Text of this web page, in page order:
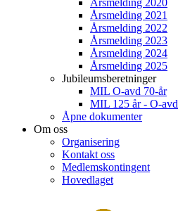
Årsmelding 2020
Årsmelding 2021
Årsmelding 2022
Årsmelding 2023
Årsmelding 2024
Årsmelding 2025
Jubileumsberetninger
MIL O-avd 70-år
MIL 125 år - O-avd
Åpne dokumenter
Om oss
Organisering
Kontakt oss
Medlemskontingent
Hovedlaget